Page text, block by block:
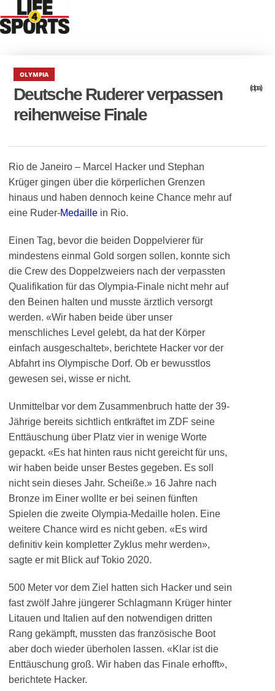
OLYMPIA
Deutsche Ruderer verpassen
reihenweise Finale
(dpa)
Rio de Janeiro – Marcel Hacker und Stephan
Krüger gingen über die körperlichen Grenzen
hinaus und haben dennoch keine Chance mehr auf
eine Ruder-Medaille in Rio.
Einen Tag, bevor die beiden Doppelvierer für
mindestens einmal Gold sorgen sollen, konnte sich
die Crew des Doppelzweiers nach der verpassten
Qualifikation für das Olympia-Finale nicht mehr auf
den Beinen halten und musste ärztlich versorgt
werden. «Wir haben beide über unser
menschliches Level gelebt, da hat der Körper
einfach ausgeschaltet», berichtete Hacker vor der
Abfahrt ins Olympische Dorf. Ob er bewusstlos
gewesen sei, wisse er nicht.
Unmittelbar vor dem Zusammenbruch hatte der 39-
Jährige bereits sichtlich entkräftet im ZDF seine
Enttäuschung über Platz vier in wenige Worte
gepackt. «Es hat hinten raus nicht gereicht für uns,
wir haben beide unser Bestes gegeben. Es soll
nicht sein dieses Jahr. Scheiße.» 16 Jahre nach
Bronze im Einer wollte er bei seinen fünften
Spielen die zweite Olympia-Medaille holen. Eine
weitere Chance wird es nicht geben. «Es wird
definitiv kein kompletter Zyklus mehr werden»,
sagte er mit Blick auf Tokio 2020.
500 Meter vor dem Ziel hatten sich Hacker und sein
fast zwölf Jahre jüngerer Schlagmann Krüger hinter
Litauen und Italien auf den notwendigen dritten
Rang gekämpft, mussten das französische Boot
aber doch wieder überholen lassen. «Klar ist die
Enttäuschung groß. Wir haben das Finale erhofft»,
berichtete Hacker.